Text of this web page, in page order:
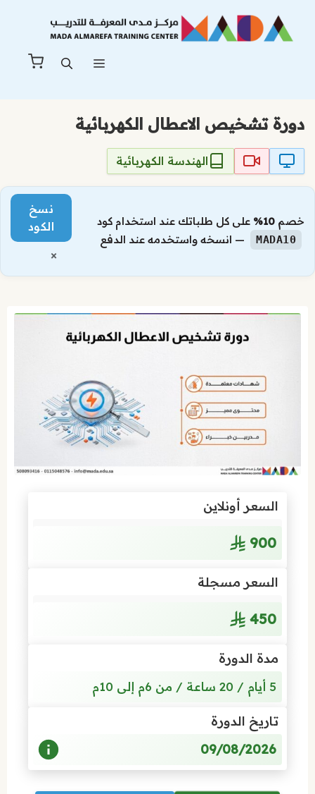
المحتوى
دورة تشخيص الاعطال الكهربائية
الهندسة الكهربائية
خصم 10% على كل طلباتك عند استخدام كود
MADA10 — انسخه واستخدمه عند الدفع
نسخ
الكود
×
السعر أونلاين
900
السعر مسجلة
450
مدة الدورة
5 أيام / 20 ساعة / من 6م إلى 10م
تاريخ الدورة
09/08/2026